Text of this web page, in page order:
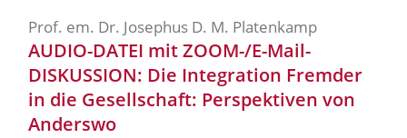
Prof. em. Dr. Josephus D. M. Platenkamp
AUDIO-DATEI mit ZOOM-/E-Mail-
DISKUSSION: Die Integration Fremder
in die Gesellschaft: Perspektiven von
Anderswo